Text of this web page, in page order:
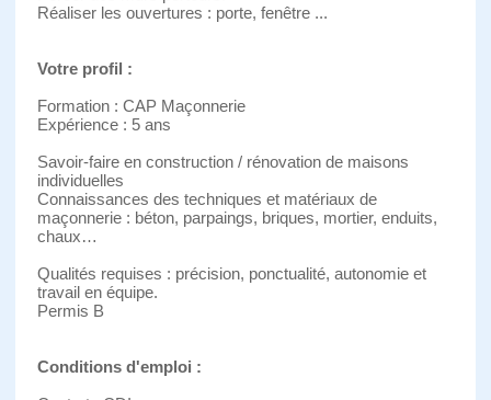
Réaliser les ouvertures : porte, fenêtre ...
Votre profil :
Formation : CAP Maçonnerie
Expérience : 5 ans
Savoir-faire en construction / rénovation de maisons
individuelles
Connaissances des techniques et matériaux de
maçonnerie : béton, parpaings, briques, mortier, enduits,
chaux…
Qualités requises : précision, ponctualité, autonomie et
travail en équipe.
Permis B
Conditions d'emploi :